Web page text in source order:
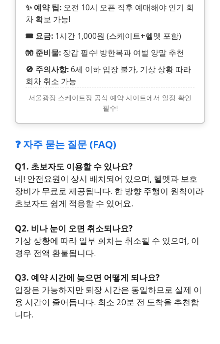
✨ 예약 팁: 오전 10시 오픈 직후 예매해야 인기 회
차 확보 가능!
🎟️ 요금: 1시간 1,000원 (스케이트+헬멧 포함)
🧤 준비물: 장갑 필수! 방한복과 여벌 양말 추천
🚫 주의사항:6세 이하 입장 불가, 기상 상황 따라
회차 취소 가능
서울광장 스케이트장 공식 예약 사이트에서 일정 확인
필수!
❓ 자주 묻는 질문 (FAQ)
Q1. 초보자도 이용할 수 있나요?
네! 안전요원이 상시 배치되어 있으며, 헬멧과 보호
장비가 무료로 제공됩니다. 한 방향 주행이 원칙이라
초보자도 쉽게 적응할 수 있어요.
Q2. 비나 눈이 오면 취소되나요?
기상 상황에 따라 일부 회차는 취소될 수 있으며, 이
경우 전액 환불됩니다.
Q3. 예약 시간에 늦으면 어떻게 되나요?
입장은 가능하지만 퇴장 시간은 동일하므로 실제 이
용 시간이 줄어듭니다. 최소 20분 전 도착을 추천합
니다.